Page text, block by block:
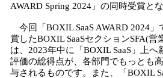
AWARD Spring 2024」の同時受賞とな
今回「BOXIL SaaS AWARD 2024」
賞したBOXIL SaaSセクションSFA(
は、2023年中に「BOXIL SaaS」上へ
評価の総得点が、各部門でもっとも
与されるものです。また、「BOXIL